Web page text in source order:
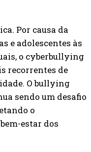
Por causa da
e adolescentes às
o cyberbullying
recorrentes de
O bullying
sendo um desafio
o
estar dos